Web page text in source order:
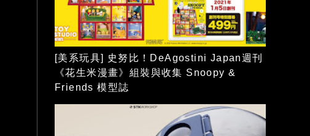
[美系玩具] 史努比！DeAgostini Japan週刊
《花生米漫畫》組裝與收集 Snoopy &
Friends 模型誌